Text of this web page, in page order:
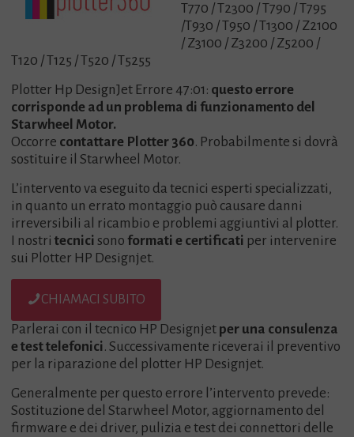
T770 / T2300 / T790 / T795
/T930 / T950 / T1300 / Z2100
/ Z3100 / Z3200 / Z5200 /
T120 / T125 / T520 / T5255
Plotter Hp DesignJet Errore 47:01: questo errore
corrisponde ad un problema di funzionamento del
Starwheel Motor.
Occorre contattare Plotter 360. Probabilmente si dovrà
sostituire il Starwheel Motor.
L’intervento va eseguito da tecnici esperti specializzati,
in quanto un errato montaggio può causare danni
irreversibili al ricambio e problemi aggiuntivi al plotter.
I nostritecnici sono formati e certificati per intervenire
sui Plotter HP Designjet.
CHIAMACI SUBITO
Parlerai con il tecnico HP Designjet per una consulenza
e test telefonici. Successivamente riceverai il preventivo
per la riparazione del plotter HP Designjet.
Generalmente per questo errore l’intervento prevede:
Sostituzione del Starwheel Motor, aggiornamento del
firmware e dei driver, pulizia e test dei connettori delle